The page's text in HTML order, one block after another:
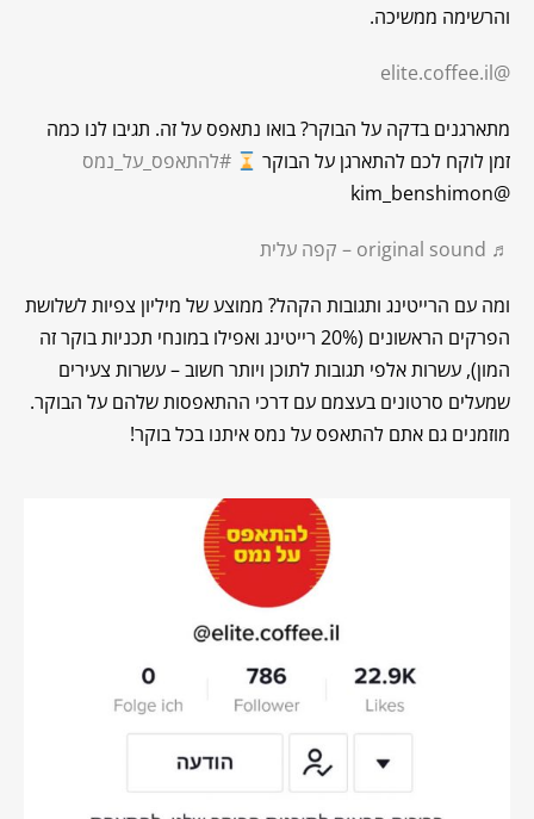
והרשימה ממשיכה.
@elite.coffee.il
מתארגנים בדקה על הבוקר? בואו נתאפס על זה. תגיבו לנו כמה
זמן לוקח לכם להתארגן על הבוקר
#להתאפס_על_נמס
@kim_benshimon
♬ original sound – קפה עלית
ומה עם הרייטינג ותגובות הקהל? ממוצע של מיליון צפיות לשלושת
הפרקים הראשונים (20% רייטינג ואפילו במונחי תכניות בוקר זה
המון), עשרות אלפי תגובות לתוכן ויותר חשוב – עשרות צעירים
שמעלים סרטונים בעצמם עם דרכי ההתאפסות שלהם על הבוקר.
מוזמנים גם אתם להתאפס על נמס איתנו בכל בוקר!